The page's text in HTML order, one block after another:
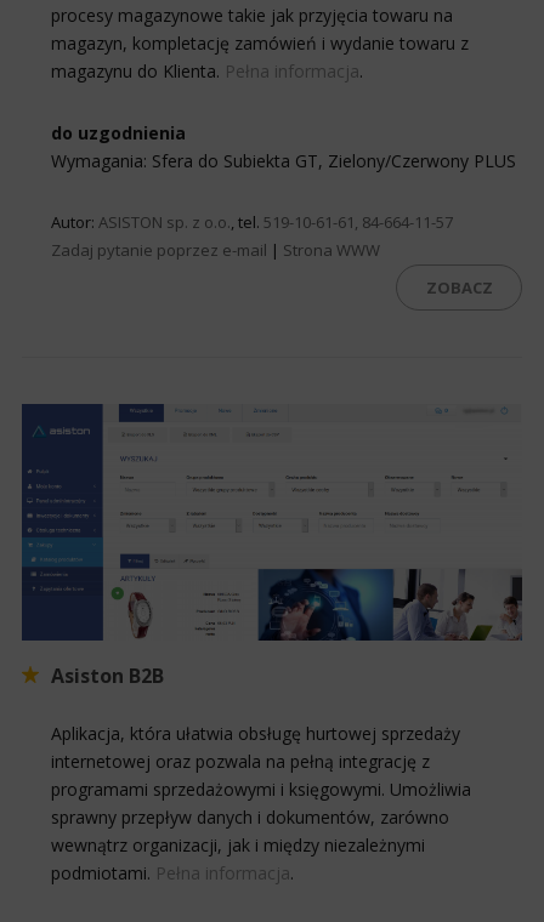
procesy magazynowe takie jak przyjęcia towaru na
magazyn, kompletację zamówień i wydanie towaru z
magazynu do Klienta. Pełna informacja.
do uzgodnienia
Wymagania: Sfera do Subiekta GT, Zielony/Czerwony PLUS
Autor: ASISTON sp. z o.o., tel. 519-10-61-61, 84-664-11-57
Zadaj pytanie poprzez e-mail | Strona WWW
ZOBACZ
Asiston B2B
Aplikacja, która ułatwia obsługę hurtowej sprzedaży
internetowej oraz pozwala na pełną integrację z
programami sprzedażowymi i księgowymi. Umożliwia
sprawny przepływ danych i dokumentów, zarówno
wewnątrz organizacji, jak i między niezależnymi
podmiotami. Pełna informacja.